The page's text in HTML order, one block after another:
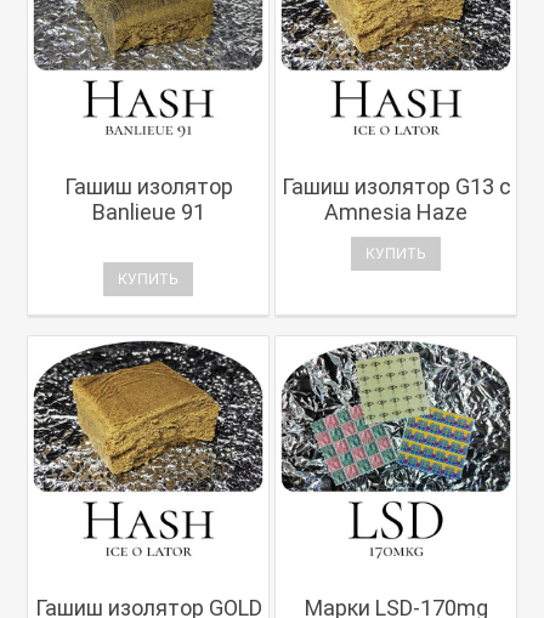
Гашиш изолятор
Banlieue 91
КУПИТЬ
Гашиш изолятор G13 с
Amnesia Haze
КУПИТЬ
Гашиш изолятор GOLD Марки LSD-170mg